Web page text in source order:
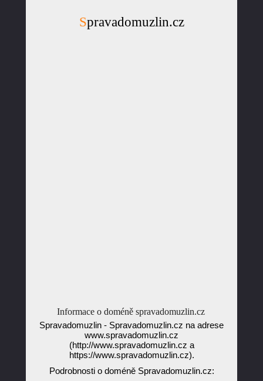
Spravadomuzlin.cz
Informace o doméně spravadomuzlin.cz
Spravadomuzlin - Spravadomuzlin.cz na adrese
www.spravadomuzlin.cz
(http://www.spravadomuzlin.cz a
https://www.spravadomuzlin.cz).
Podrobnosti o doméně Spravadomuzlin.cz: